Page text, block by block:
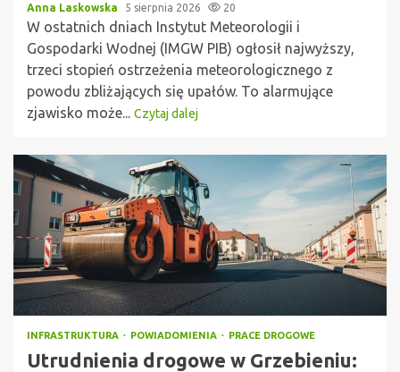
Anna Laskowska 5 sierpnia 2026 20
W ostatnich dniach Instytut Meteorologii i
Gospodarki Wodnej (IMGW PIB) ogłosił najwyższy,
trzeci stopień ostrzeżenia meteorologicznego z
powodu zbliżających się upałów. To alarmujące
zjawisko może... Czytaj dalej
INFRASTRUKTURA POWIADOMIENIA PRACE DROGOWE
Utrudnienia drogowe w Grzebieniu: